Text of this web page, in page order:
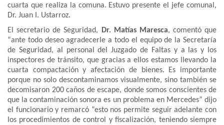
cuarta que realiza la comuna. Estuvo presente el jefe comunal,
Dr. Juan I. Ustarroz.
El secretario de Seguridad, Dr. Matías Maresca, comentó que
“ante todo deseo agradecerle a todo el equipo de la Secretaría
de Seguridad, al personal del Juzgado de Faltas y a las y los
inspectores de tránsito, que gracias a ellos estamos llevando la
cuarta compactación y afectación de bienes. Es importante
porque no solo descontaminamos visualmente, sino también se
decomisaron 200 caños de escape, donde somos conscientes de
que la contaminación sonora es un problema en Mercedes” dijo
el funcionario y remarcó “esto nos permite seguir adelante con
los procedimientos de control y fiscalización, teniendo siempre